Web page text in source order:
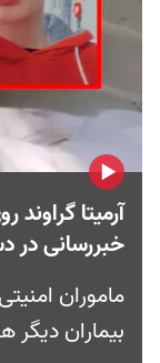
آرمیتا
خبررسانی
ماموران
بیماران دیگر